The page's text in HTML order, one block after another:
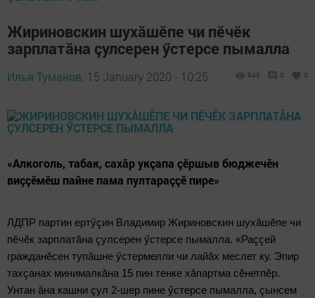
Жириновскин шухăшӗпе чи пӗчӗк
зарплатăна çулсерен ӳстерсе пымалла
Илья Туманов, 15 January 2020 - 10:25 843 0 0
«Алкоголь, табак, сахăр укçапа çӗршыв бюджечӗн
виççӗмӗш пайне пама пултараççӗ пире»
ЛДПР партин ертӳçин Владимир Жириновскин шухăшӗпе чи
пӗчӗк зарплатăна çулсерен ӳстерсе пымалла. «Раççей
гражданӗсен тупăшне ӳстермелли чи лайăх меслет ку. Эпир
тахçанах минималкăна 15 пин тенке хăпартма сӗнетпӗр.
Унтан ăна кашни çул 2-шер пине ӳстерсе пымалла, çынсем